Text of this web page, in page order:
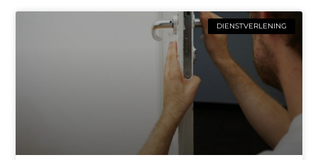
DIENSTVERLENING